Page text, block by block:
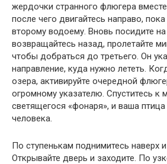
жердочки странного флюгера
после чего двигайтесь направо,
второму водоему. Вновь посидите
возвращайтесь назад, пролетайте
чтобы добраться до третьего. Он
направление, куда нужно лететь.
озера, активируйте очередной
огромному указателю. Спуститесь к
светящегося «фонаря», и ваша птица
человека.
По ступенькам поднимитесь наверх
Открывайте дверь и заходите. По